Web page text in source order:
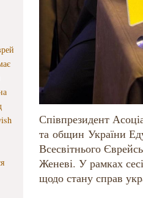
Співпрезидент
та общин України
Всесвітнього
Женеві. У рамках
щодо стану справ